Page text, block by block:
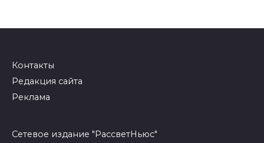
Контакты
Редакция сайта
Реклама
Сетевое издание "РассветНьюс"